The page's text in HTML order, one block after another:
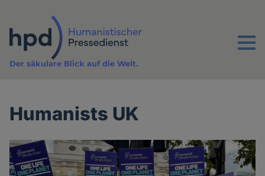
Inhalt
Menu
Der säkulare Blick auf die Welt.
Humanists UK